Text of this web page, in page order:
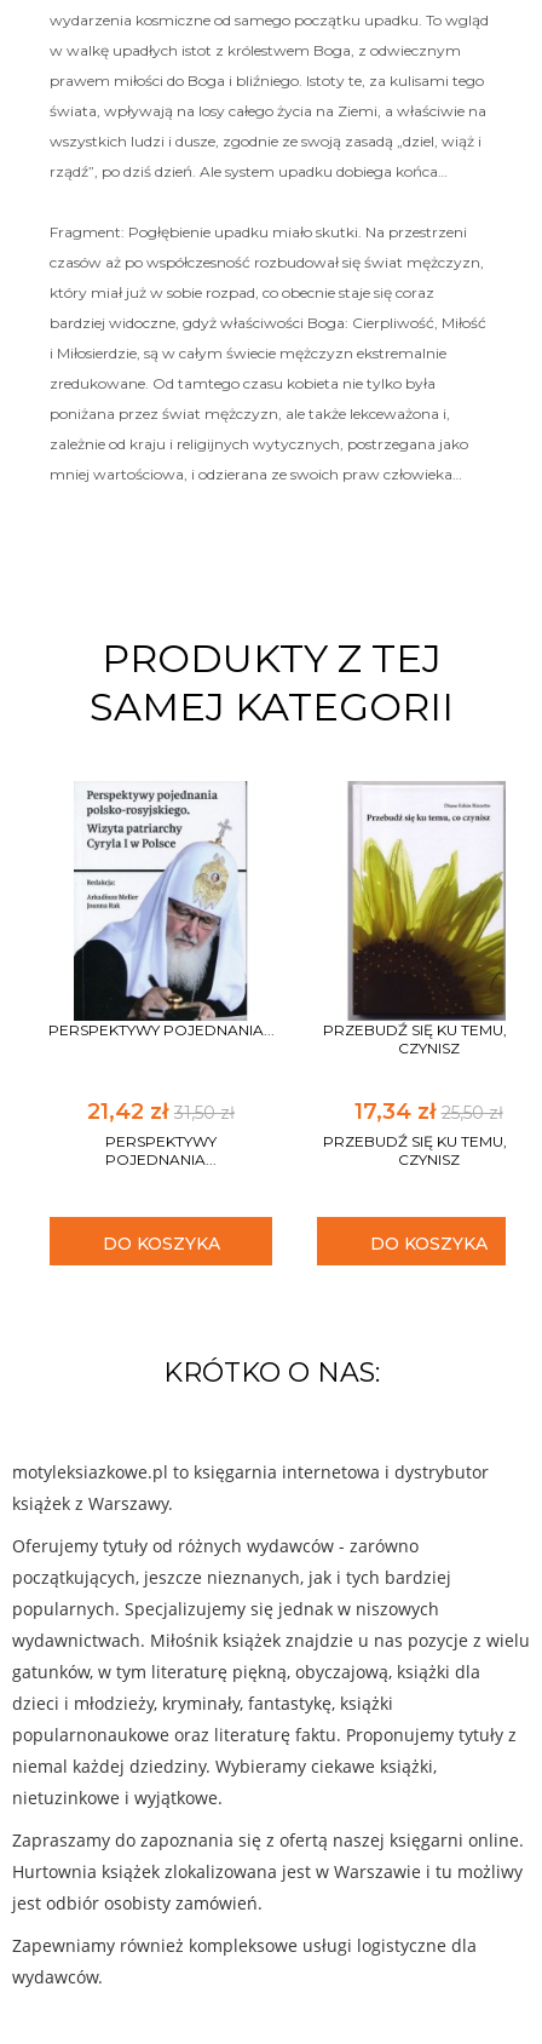
wydarzenia kosmiczne od samego początku upadku. To wgląd
w walkę upadłych istot z królestwem Boga, z odwiecznym
prawem miłości do Boga i bliźniego. Istoty te, za kulisami tego
świata, wpływają na losy całego życia na Ziemi, a właściwie na
wszystkich ludzi i dusze, zgodnie ze swoją zasadą „dziel, wiąż i
rządź”, po dziś dzień. Ale system upadku dobiega końca…
Fragment: Pogłębienie upadku miało skutki. Na przestrzeni
czasów aż po współczesność rozbudował się świat mężczyzn,
który miał już w sobie rozpad, co obecnie staje się coraz
bardziej widoczne, gdyż właściwości Boga: Cierpliwość, Miłość
i Miłosierdzie, są w całym świecie mężczyzn ekstremalnie
zredukowane. Od tamtego czasu kobieta nie tylko była
poniżana przez świat mężczyzn, ale także lekceważona i,
zależnie od kraju i religijnych wytycznych, postrzegana jako
mniej wartościowa, i odzierana ze swoich praw człowieka…
PRODUKTY Z TEJ
SAMEJ KATEGORII
PERSPEKTYWY POJEDNANIA...
21,42 zł 31,50 zł
PERSPEKTYWY
POJEDNANIA...
DO KOSZYKA
PRZEBUDŹ SIĘ KU TEMU, CO
CZYNISZ
17,34 zł25,50 zł
PRZEBUDŹ SIĘ KU TEMU, CO
CZYNISZ
DO KOSZYKA
KRÓTKO O NAS:
motyleksiazkowe.pl to księgarnia internetowa i dystrybutor
książek z Warszawy.
Oferujemy tytuły od różnych wydawców - zarówno
początkujących, jeszcze nieznanych, jak i tych bardziej
popularnych. Specjalizujemy się jednak w niszowych
wydawnictwach. Miłośnik książek znajdzie u nas pozycje z wielu
gatunków, w tym literaturę piękną, obyczajową, książki dla
dzieci i młodzieży, kryminały, fantastykę, książki
popularnonaukowe oraz literaturę faktu. Proponujemy tytuły z
niemal każdej dziedziny. Wybieramy ciekawe książki,
nietuzinkowe i wyjątkowe.
Zapraszamy do zapoznania się z ofertą naszej księgarni online.
Hurtownia książek zlokalizowana jest w Warszawie i tu możliwy
jest odbiór osobisty zamówień.
Zapewniamy również kompleksowe usługi logistyczne dla
wydawców.